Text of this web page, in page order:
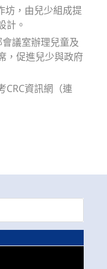
坊，由兒少組成提
計。
議室辦理兒童及
，促進兒少與政府
CRC資訊網（連